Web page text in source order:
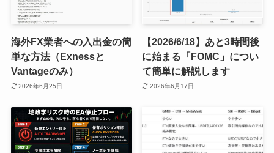
海外FX業者への入出金の簡
単な方法（Exnessと
Vantageのみ）
2026年6月25日
【2026/6/18】あと3時間後
に始まる「FOMC」につい
て簡単に解説します
2026年6月17日